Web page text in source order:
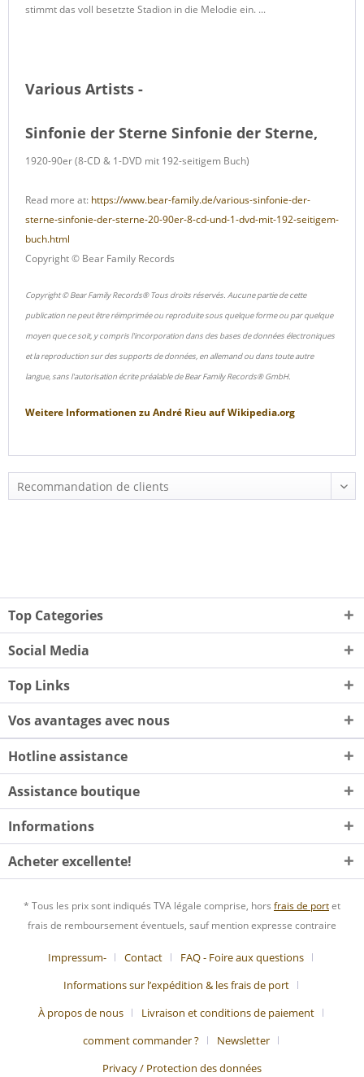
stimmt das voll besetzte Stadion in die Melodie ein. ...
Various Artists -
Sinfonie der Sterne Sinfonie der Sterne,
1920-90er (8-CD & 1-DVD mit 192-seitigem Buch)
Read more at: https://www.bear-family.de/various-sinfonie-der-
sterne-sinfonie-der-sterne-20-90er-8-cd-und-1-dvd-mit-192-seitigem-
buch.html
Copyright © Bear Family Records
Copyright © Bear Family Records® Tous droits réservés. Aucune partie de cette
publication ne peut être réimprimée ou reproduite sous quelque forme ou par quelque
moyen que ce soit, y compris l'incorporation dans des bases de données électroniques
et la reproduction sur des supports de données, en allemand ou dans toute autre
langue, sans l'autorisation écrite préalable de Bear Family Records® GmbH.
Weitere Informationen zu André Rieu aufWikipedia.org
Top Categories
Social Media
Top Links
Vos avantages avec nous
Hotline assistance
Assistance boutique
Informations
Acheter excellente!
* Tous les prix sont indiqués TVA légale comprise, hors frais de portet
frais de remboursement éventuels, sauf mention expresse contraire
Impressum- Contact
FAQ - Foire aux questions
Informations sur l’expédition & les frais de port
À propos de nous
Livraison et conditions de paiement
comment commander ?
Newsletter
Privacy / Protection des données